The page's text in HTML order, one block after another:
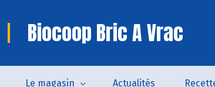
Biocoop Bric A Vrac
Le magasin Actualités